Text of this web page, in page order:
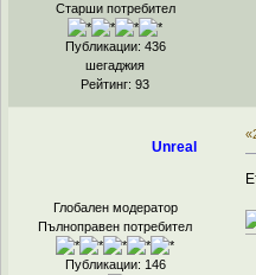
Старши потребител
Публикации: 436
шегаджия
Рейтинг: 93
Unreal
Глобален модератор
Пълноправен потребител
Публикации: 146